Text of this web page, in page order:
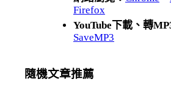
Firefox
YouTube下載、轉
SaveMP3
隨機文章推薦